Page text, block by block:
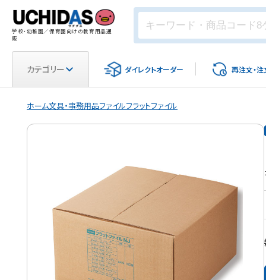
学校・幼稚園／保育園向けの教育用品通
販
カテゴリー ダイレクトオーダー 再注文・注
ホーム文具・事務用品ファイルフラットファイル